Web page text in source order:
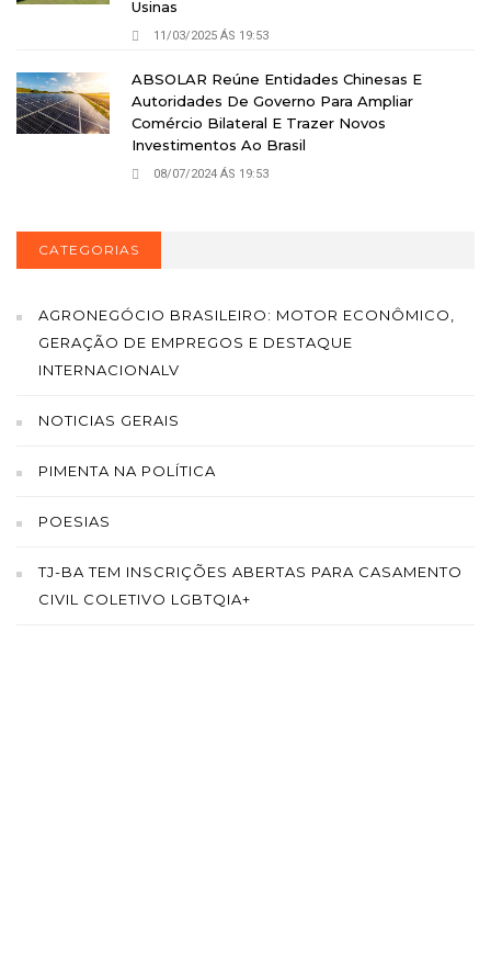
Usinas
11/03/2025 ÁS 19:53
ABSOLAR Reúne Entidades Chinesas E
Autoridades De Governo Para Ampliar
Comércio Bilateral E Trazer Novos
Investimentos Ao Brasil
08/07/2024 ÁS 19:53
CATEGORIAS
AGRONEGÓCIO BRASILEIRO: MOTOR ECONÔMICO,
GERAÇÃO DE EMPREGOS E DESTAQUE
INTERNACIONALV
NOTICIAS GERAIS
PIMENTA NA POLÍTICA
POESIAS
TJ-BA TEM INSCRIÇÕES ABERTAS PARA CASAMENTO
CIVIL COLETIVO LGBTQIA+